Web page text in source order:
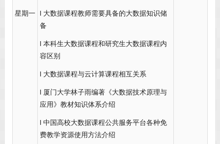
星期一
l 大数据课程教师需要具备的大数据知识储
备
l 本科生大数据课程和研究生大数据课程内
容区别
l 大数据课程与云计算课程相互关系
l 厦门大学林子雨编著《大数据技术原理与
应用》教材知识体系介绍
l 中国高校大数据课程公共服务平台各种免
费教学资源使用方法介绍